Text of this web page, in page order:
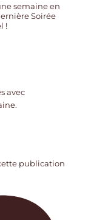
semaine en
Soirée
!
avec
publication